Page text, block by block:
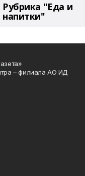
Рубрика "Еда и
напитки"
– филиала АО ИД